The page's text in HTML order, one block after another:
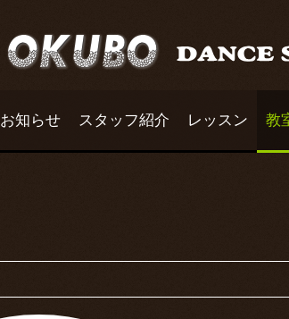
お知らせ スタッフ紹介 レッスン 教